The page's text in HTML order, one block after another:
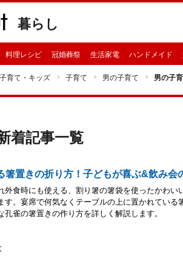
暮らし
料理レシピ 冠婚葬祭 生活家電 ハンドメイド
子育て・キッズ 子育て 男の子育て 男の子
着記事一覧
箸置きの折り方！子どもが喜ぶ&飲み会
外食時にも使える、割り箸の箸袋を使ったかわい
す。宴席で何気なくテーブルの上に置かれている
孔雀の箸置きの作り方を詳しく解説します。